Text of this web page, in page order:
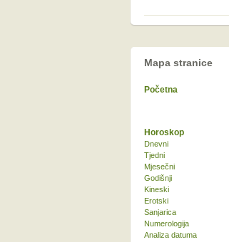
Mapa stranice
Početna
Horoskop
Dnevni
Tjedni
Mjesečni
Godišnji
Kineski
Erotski
Sanjarica
Numerologija
Analiza datuma